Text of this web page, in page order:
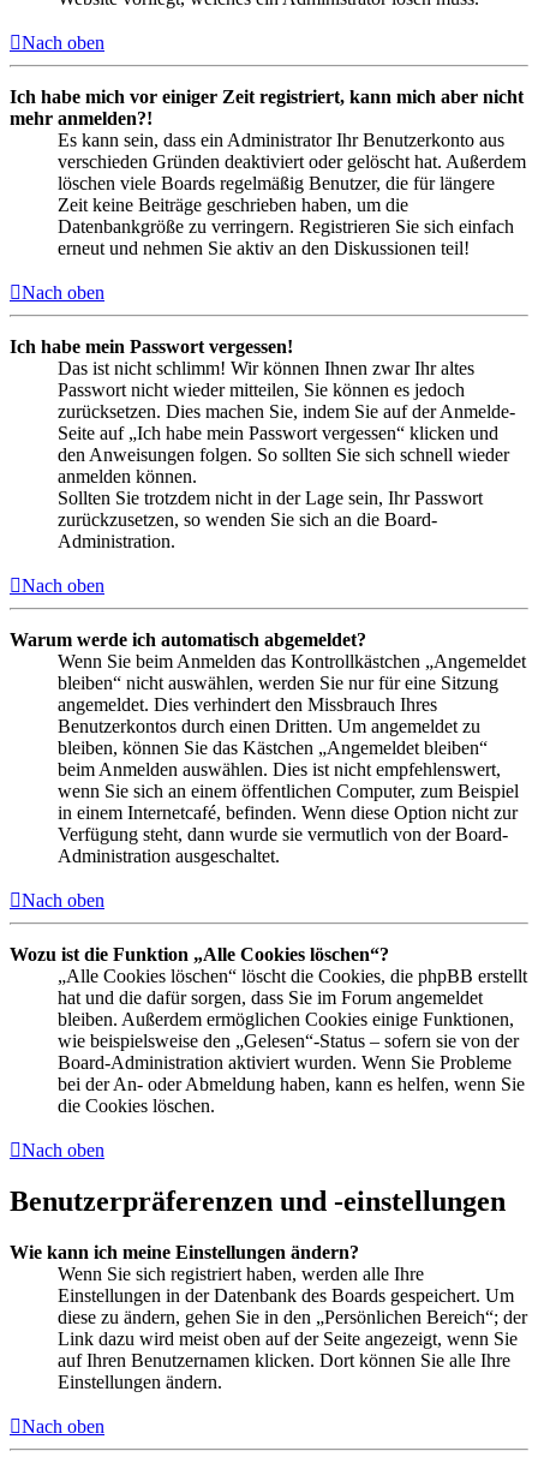
Nach oben
Ich habe mich vor einiger Zeit registriert, kann mich aber nicht
mehr anmelden?!
Es kann sein, dass ein Administrator Ihr Benutzerkonto aus
verschieden Gründen deaktiviert oder gelöscht hat. Außerdem
löschen viele Boards regelmäßig Benutzer, die für längere
Zeit keine Beiträge geschrieben haben, um die
Datenbankgröße zu verringern. Registrieren Sie sich einfach
erneut und nehmen Sie aktiv an den Diskussionen teil!
Nach oben
Ich habe mein Passwort vergessen!
Das ist nicht schlimm! Wir können Ihnen zwar Ihr altes
Passwort nicht wieder mitteilen, Sie können es jedoch
zurücksetzen. Dies machen Sie, indem Sie auf der Anmelde-
Seite auf „Ich habe mein Passwort vergessen“ klicken und
den Anweisungen folgen. So sollten Sie sich schnell wieder
anmelden können.
Sollten Sie trotzdem nicht in der Lage sein, Ihr Passwort
zurückzusetzen, so wenden Sie sich an die Board-
Administration.
Nach oben
Warum werde ich automatisch abgemeldet?
Wenn Sie beim Anmelden das Kontrollkästchen „Angemeldet
bleiben“ nicht auswählen, werden Sie nur für eine Sitzung
angemeldet. Dies verhindert den Missbrauch Ihres
Benutzerkontos durch einen Dritten. Um angemeldet zu
bleiben, können Sie das Kästchen „Angemeldet bleiben“
beim Anmelden auswählen. Dies ist nicht empfehlenswert,
wenn Sie sich an einem öffentlichen Computer, zum Beispiel
in einem Internetcafé, befinden. Wenn diese Option nicht zur
Verfügung steht, dann wurde sie vermutlich von der Board-
Administration ausgeschaltet.
Nach oben
Wozu ist die Funktion „Alle Cookies löschen“?
„Alle Cookies löschen“ löscht die Cookies, die phpBB erstellt
hat und die dafür sorgen, dass Sie im Forum angemeldet
bleiben. Außerdem ermöglichen Cookies einige Funktionen,
wie beispielsweise den „Gelesen“-Status – sofern sie von der
Board-Administration aktiviert wurden. Wenn Sie Probleme
bei der An- oder Abmeldung haben, kann es helfen, wenn Sie
die Cookies löschen.
Nach oben
Benutzerpräferenzen und -einstellungen
Wie kann ich meine Einstellungen ändern?
Wenn Sie sich registriert haben, werden alle Ihre
Einstellungen in der Datenbank des Boards gespeichert. Um
diese zu ändern, gehen Sie in den „Persönlichen Bereich“; der
Link dazu wird meist oben auf der Seite angezeigt, wenn Sie
auf Ihren Benutzernamen klicken. Dort können Sie alle Ihre
Einstellungen ändern.
Nach oben